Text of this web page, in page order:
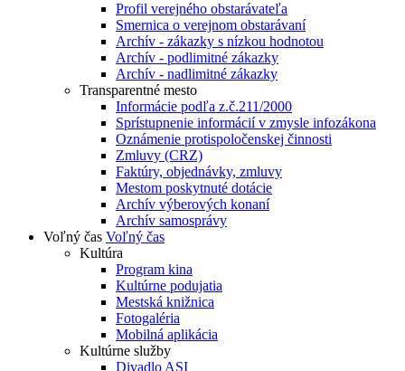
Profil verejného obstarávateľa
Smernica o verejnom obstarávaní
Archív - zákazky s nízkou hodnotou
Archív - podlimitné zákazky
Archív - nadlimitné zákazky
Transparentné mesto
Informácie podľa z.č.211/2000
Sprístupnenie informácií v zmysle infozákona
Oznámenie protispoločenskej činnosti
Zmluvy (CRZ)
Faktúry, objednávky, zmluvy
Mestom poskytnuté dotácie
Archív výberových konaní
Archív samosprávy
Voľný čas Voľný čas
Kultúra
Program kina
Kultúrne podujatia
Mestská knižnica
Fotogaléria
Mobilná aplikácia
Kultúrne služby
Divadlo ASI